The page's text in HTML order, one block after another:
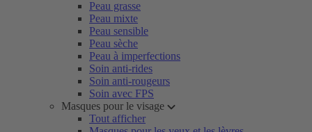
Peau grasse
Peau mixte
Peau sensible
Peau sèche
Peau à imperfections
Soin anti-rides
Soin anti-rougeurs
Soin avec FPS
Masques pour le visage
Tout afficher